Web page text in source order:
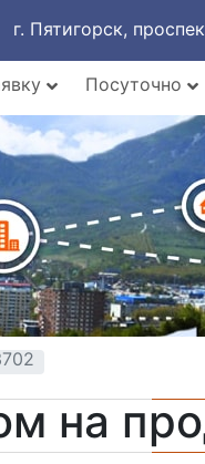
г. Пятигорск,
Посуточно
на